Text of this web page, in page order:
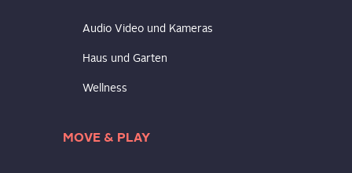
Audio Video und Kameras
Haus und Garten
Wellness
MOVE & PLAY